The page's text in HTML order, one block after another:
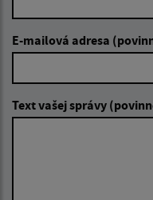
E-mailová adresa
Text vašej správy